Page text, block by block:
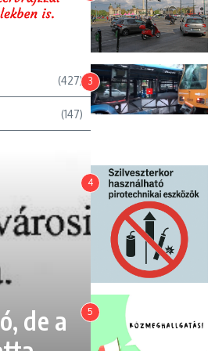
(427)
(147)
de a
3
4
5